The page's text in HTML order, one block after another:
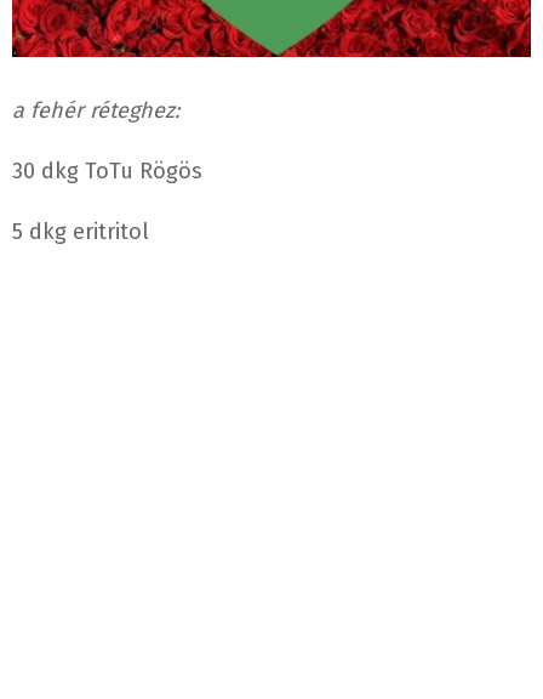
a fehér réteghez:
30 dkg ToTu Rögös
5 dkg eritritol